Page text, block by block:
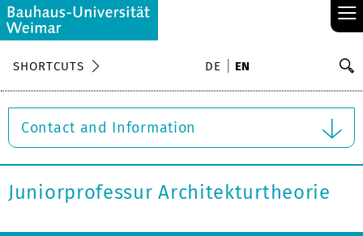
≡
SHORTCUTS DE EN
Contact and Information
Juniorprofessur Architekturtheorie